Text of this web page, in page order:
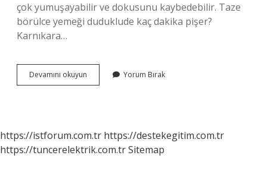
çok yumuşayabilir ve dokusunu kaybedebilir. Taze
börülce yemeği duduklude kaç dakika pişer?
Karnıkara…
Devamını okuyun
Börülce
Yorum Bırak
https://istforum.com.tr https://destekegitim.com.tr
https://tuncerelektrik.com.trSitemap